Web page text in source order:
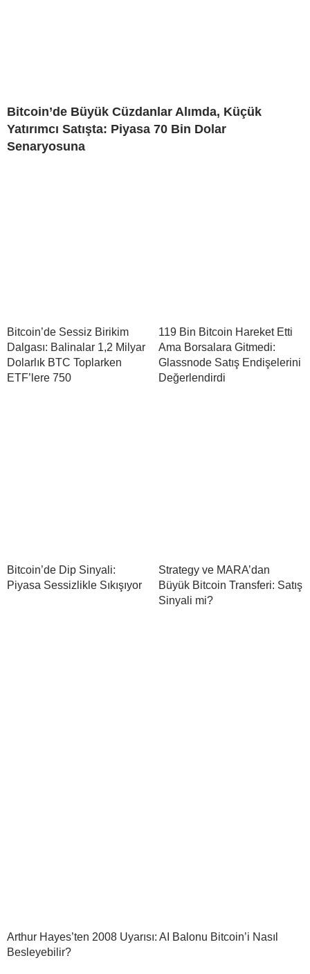
Bitcoin’de Büyük Cüzdanlar Alımda, Küçük
Yatırımcı Satışta: Piyasa 70 Bin Dolar
Senaryosuna
Bitcoin’de Sessiz Birikim
Dalgası: Balinalar 1,2 Milyar
Dolarlık BTC Toplarken
ETF’lere 750
119 Bin Bitcoin Hareket Etti
Ama Borsalara Gitmedi:
Glassnode Satış Endişelerini
Değerlendirdi
Bitcoin’de Dip Sinyali:
Piyasa Sessizlikle Sıkışıyor
Strategy ve MARA’dan
Büyük Bitcoin Transferi: Satış
Sinyali mi?
Arthur Hayes’ten 2008 Uyarısı: AI Balonu Bitcoin’i Nasıl
Besleyebilir?